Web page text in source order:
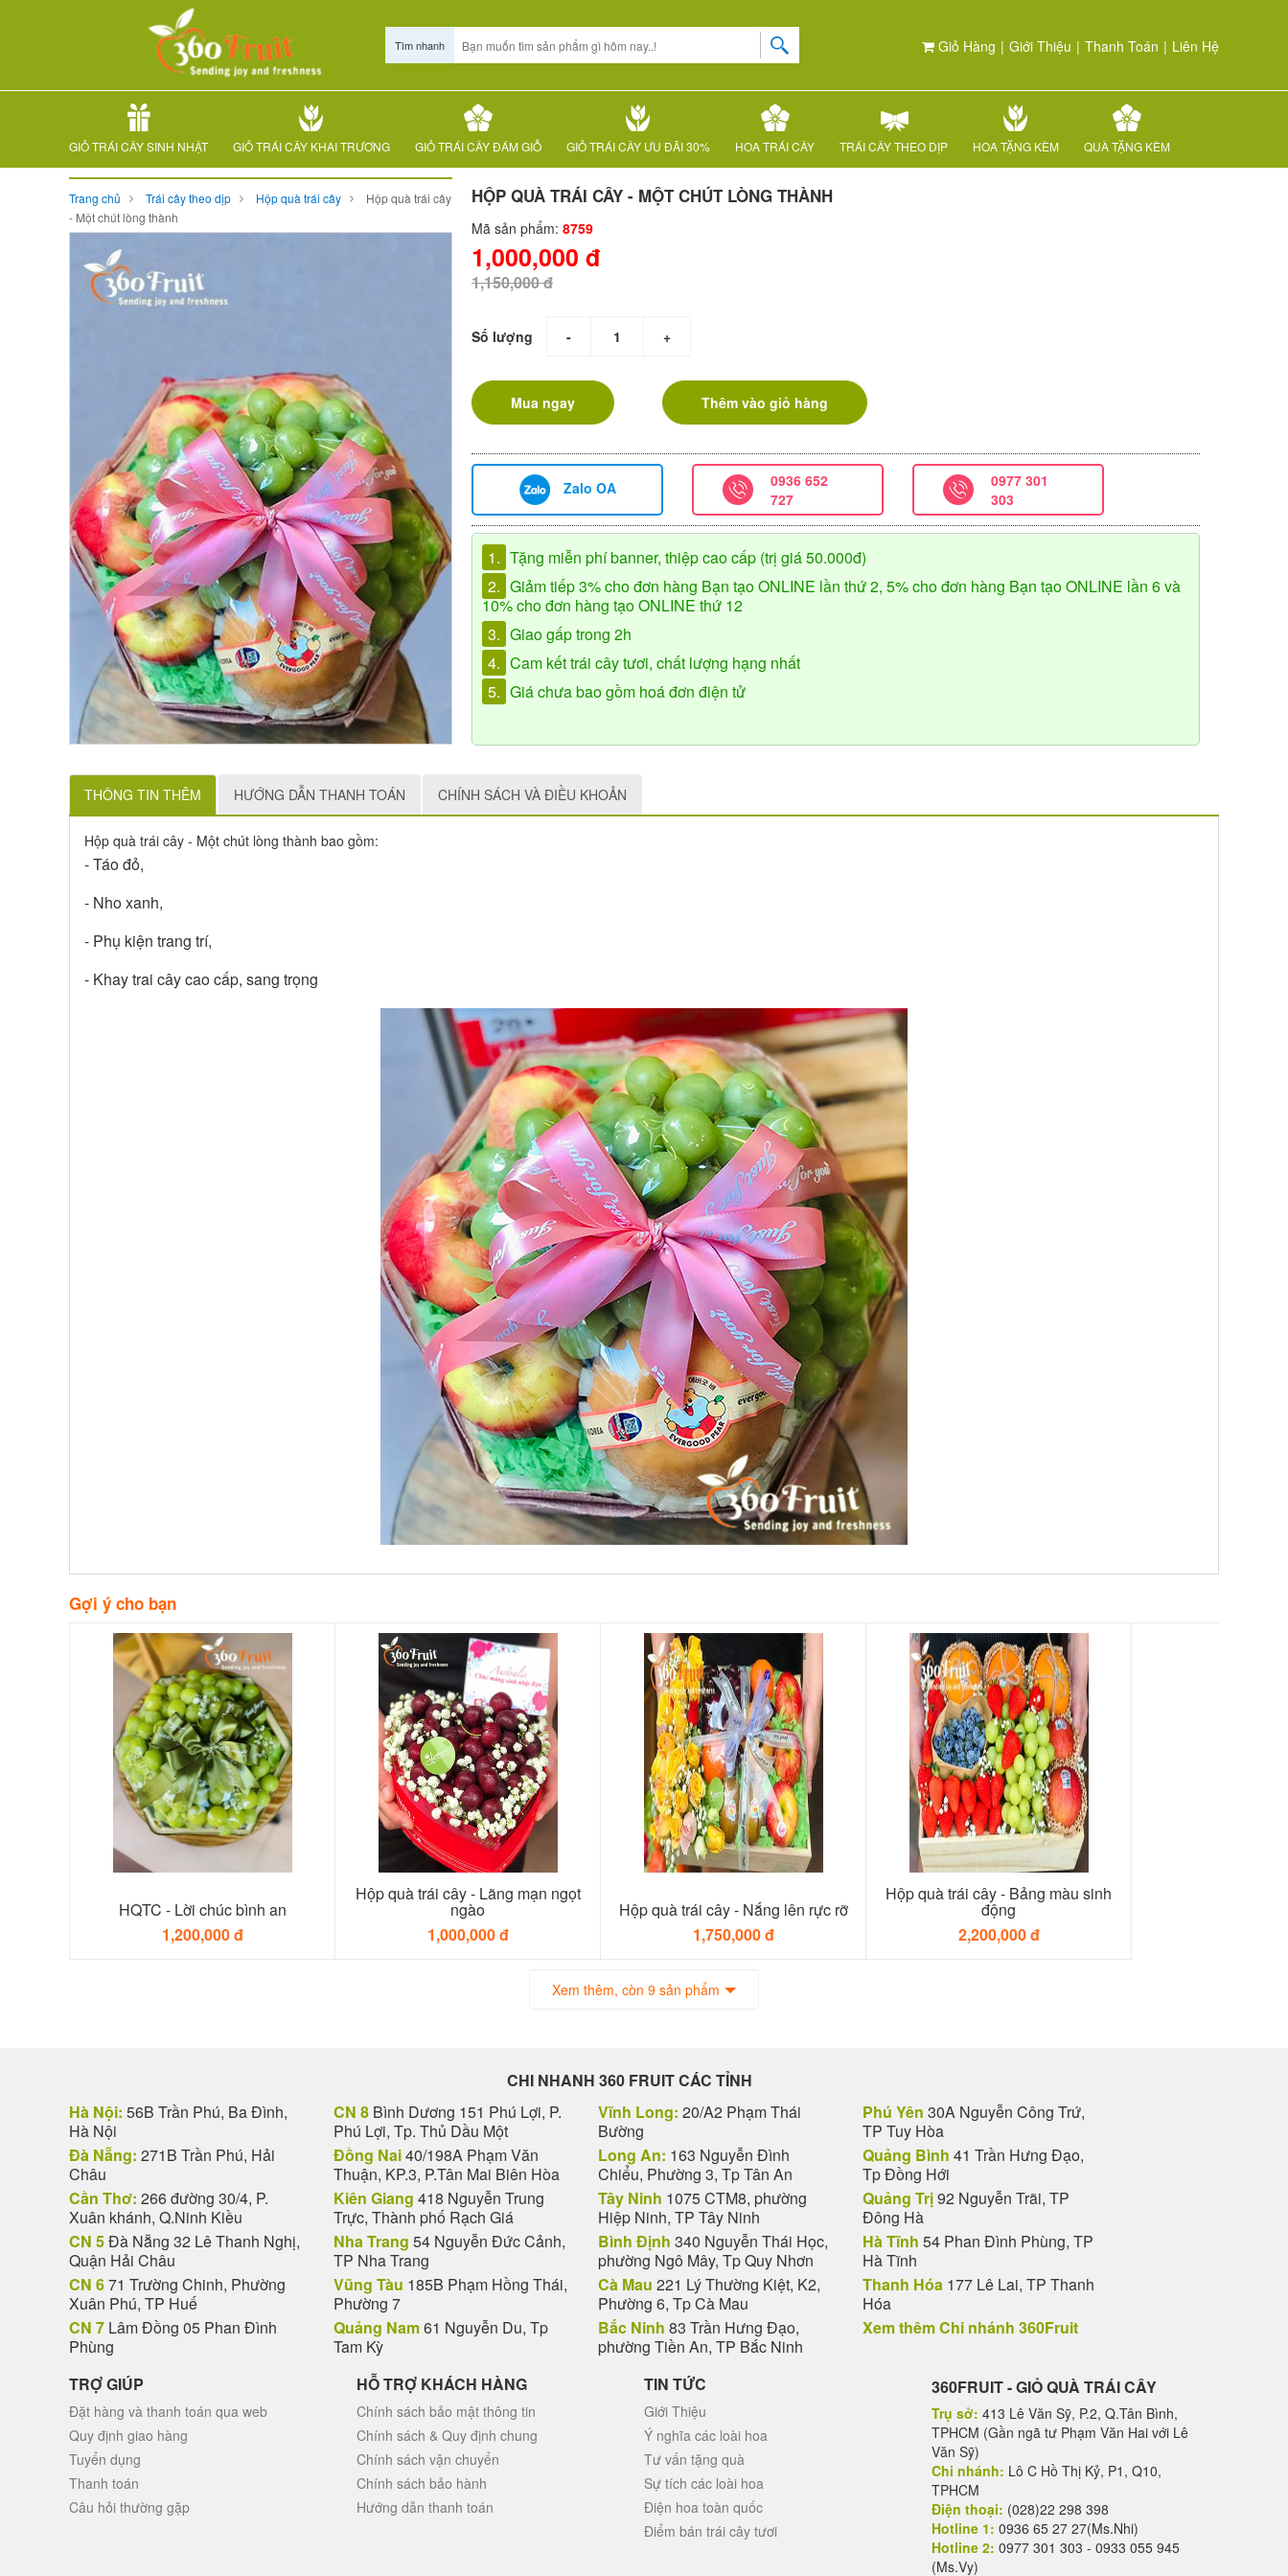
Giỏ Hàng | Giới Thiệu | Thanh Toán | Liên Hệ
Tìm nhanh
GIỎ TRÁI CÂY SINH NHẬT GIỎ TRÁI CÂY KHAI TRƯƠNG GIỎ TRÁI CÂY ĐÁM GIỖ GIỎ TRÁI CÂY ƯU ĐÃI 30% HOA TRÁI CÂY TRÁI CÂY THEO DỊP HOA TẶNG KÈM QUÀ TẶNG KÈM
Trang chủ Trái cây theo dịp Hộp quà trái cây
Hộp quà trái cây
- Một chút lòng thành
HỘP QUÀ TRÁI CÂY - MỘT CHÚT LÒNG THÀNH
Mã sản phẩm: 8759
1,000,000 đ
1,150,000 đ
Số lượng - +
Mua ngay Thêm vào giỏ hàng
Zalo OA
0936 652
727
0977 301
303
1. Tặng miễn phí banner, thiệp cao cấp (trị giá 50.000đ)
2. Giảm tiếp 3% cho đơn hàng Bạn tạo ONLINE lần thứ 2, 5% cho đơn hàng Bạn tạo ONLINE lần 6 và
10% cho đơn hàng tạo ONLINE thứ 12
3. Giao gấp trong 2h
4. Cam kết trái cây tươi, chất lượng hạng nhất
5. Giá chưa bao gồm hoá đơn điện tử
THÔNG TIN THÊM HƯỚNG DẪN THANH TOÁN CHÍNH SÁCH VÀ ĐIỀU KHOẢN
Hộp quà trái cây - Một chút lòng thành bao gồm:
- Táo đỏ,
- Nho xanh,
- Phụ kiện trang trí,
- Khay trai cây cao cấp, sang trọng
Gợi ý cho bạn
HQTC - Lời chúc bình an
1,200,000 đ
Hộp quà trái cây - Lãng mạn ngọt
ngào
1,000,000 đ
Hộp quà trái cây - Nắng lên rực rỡ
1,750,000 đ
Hộp quà trái cây - Bảng màu sinh
động
2,200,000 đ
Xem thêm, còn 9 sản phẩm
CHI NHANH 360 FRUIT CÁC TỈNH
Hà Nội: 56B Trần Phú, Ba Đình,
Hà Nội
Đà Nẵng: 271B Trần Phú, Hải
Châu
Cần Thơ: 266 đường 30/4, P.
Xuân khánh, Q.Ninh Kiều
CN 5Đà Nẵng 32 Lê Thanh Nghị,
Quận Hải Châu
CN 671 Trường Chinh, Phường
Xuân Phú, TP Huế
CN 7 Lâm Đồng 05 Phan Đình
Phùng
CN 8 Bình Dương 151 Phú Lợi, P.
Phú Lợi, Tp. Thủ Dầu Một
Đồng Nai40/198A Phạm Văn
Thuận, KP.3, P.Tân Mai Biên Hòa
Kiên Giang 418 Nguyễn Trung
Trực, Thành phố Rạch Giá
Nha Trang 54 Nguyễn Đức Cảnh,
TP Nha Trang
Vũng Tàu 185B Phạm Hồng Thái,
Phường 7
Quảng Nam61 Nguyễn Du, Tp
Tam Kỳ
Vĩnh Long: 20/A2 Phạm Thái
Bường
Long An: 163 Nguyễn Đình
Chiểu, Phường 3, Tp Tân An
Tây Ninh 1075 CTM8, phường
Hiệp Ninh, TP Tây Ninh
Bình Định 340 Nguyễn Thái Học,
phường Ngô Mây, Tp Quy Nhơn
Cà Mau 221 Lý Thường Kiệt, K2,
Phường 6, Tp Cà Mau
Bắc Ninh 83 Trần Hưng Đạo,
phường Tiền An, TP Bắc Ninh
Phú Yên 30A Nguyễn Công Trứ,
TP Tuy Hòa
Quảng Bình 41 Trần Hưng Đạo,
Tp Đồng Hới
Quảng Trị92 Nguyễn Trãi, TP
Đông Hà
Hà Tĩnh 54 Phan Đình Phùng, TP
Hà Tĩnh
Thanh Hóa 177 Lê Lai, TP Thanh
Hóa
Xem thêm Chi nhánh 360Fruit
TRỢ GIÚP
Đặt hàng và thanh toán qua web
Quy định giao hàng
Tuyển dụng
Thanh toán
Câu hỏi thường gặp
HỖ TRỢ KHÁCH HÀNG
Chính sách bảo mật thông tin
Chính sách & Quy định chung
Chính sách vận chuyển
Chính sách bảo hành
Hướng dẫn thanh toán
TIN TỨC
Giới Thiệu
Ý nghĩa các loài hoa
Tư vấn tặng quà
Sự tích các loài hoa
Điện hoa toàn quốc
Điểm bán trái cây tươi
360FRUIT - GIỎ QUÀ TRÁI CÂY
Trụ sở: 413 Lê Văn Sỹ, P.2, Q.Tân Bình,
TPHCM (Gần ngã tư Phạm Văn Hai với Lê
Văn Sỹ)
Chi nhánh: Lô C Hồ Thị Kỷ, P1, Q10,
TPHCM
Điện thoại: (028)22 298 398
Hotline 1: 0936 65 27 27(Ms.Nhi)
Hotline 2: 0977 301 303 - 0933 055 945
(Ms.Vy)